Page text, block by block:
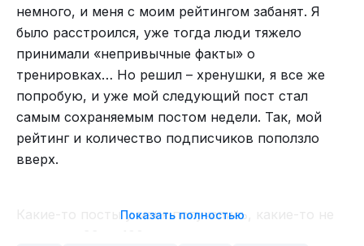
немного, и меня с моим рейтингом забанят. Я
было расстроился, уже тогда люди тяжело
принимали «непривычные факты» о
тренировках… Но решил – хренушки, я все же
попробую, и уже мой следующий пост стал
самым сохраняемым постом недели. Так, мой
рейтинг и количество подписчиков поползло
вверх.
Какие-то посты у меня получались, какие-то не
Показать полностью